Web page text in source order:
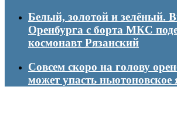
Белый, золотой и зелёный.
Оренбурга с борта МКС
космонавт Рязанский
Совсем скоро на голову
может упасть ньютоновское